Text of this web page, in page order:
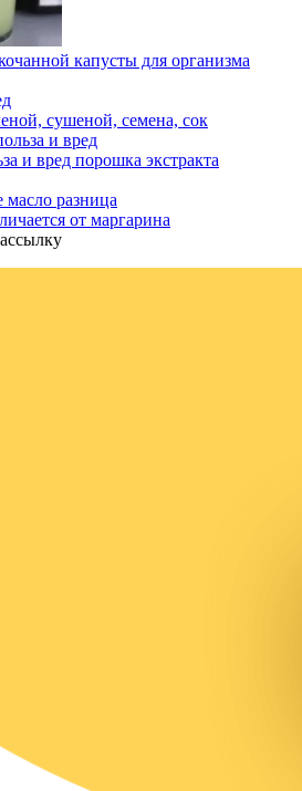
капусты для организма
сушеной, семена, сок
и вред порошка экстракта
от маргарина